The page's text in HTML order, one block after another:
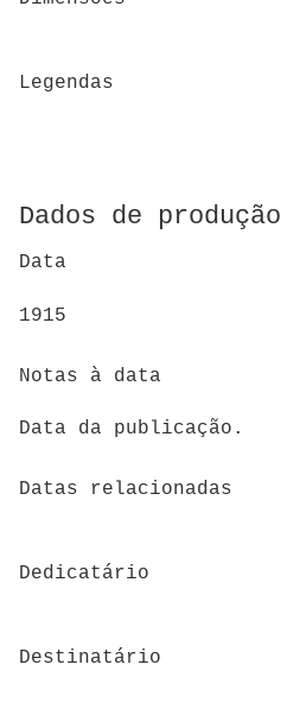
Legendas
Dados de produção
Data
1915
Notas à data
Data da publicação.
Datas relacionadas
Dedicatário
Destinatário